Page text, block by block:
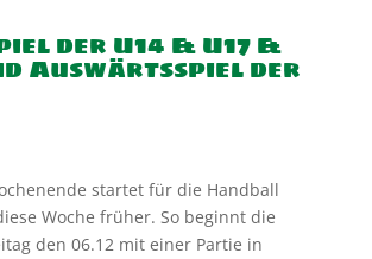
der U14 & U17 &
Auswärtsspiel der
startet für die Handball
Woche früher. So beginnt die
den 06.12 mit einer Partie in